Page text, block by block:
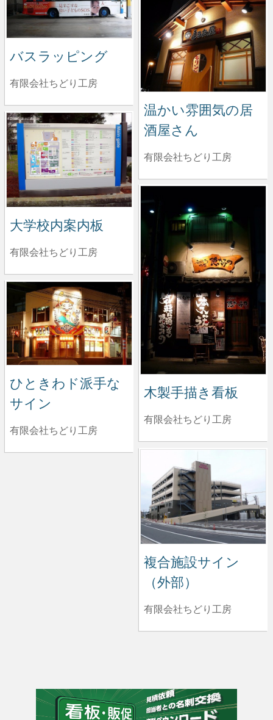
バスラッピング
有限会社ちどり工房
温かい雰囲気の居
酒屋さん
有限会社ちどり工房
大学校内案内板
有限会社ちどり工房
木製手描き看板
有限会社ちどり工房
ひときわド派手な
サイン
有限会社ちどり工房
複合施設サイン
（外部）
有限会社ちどり工房